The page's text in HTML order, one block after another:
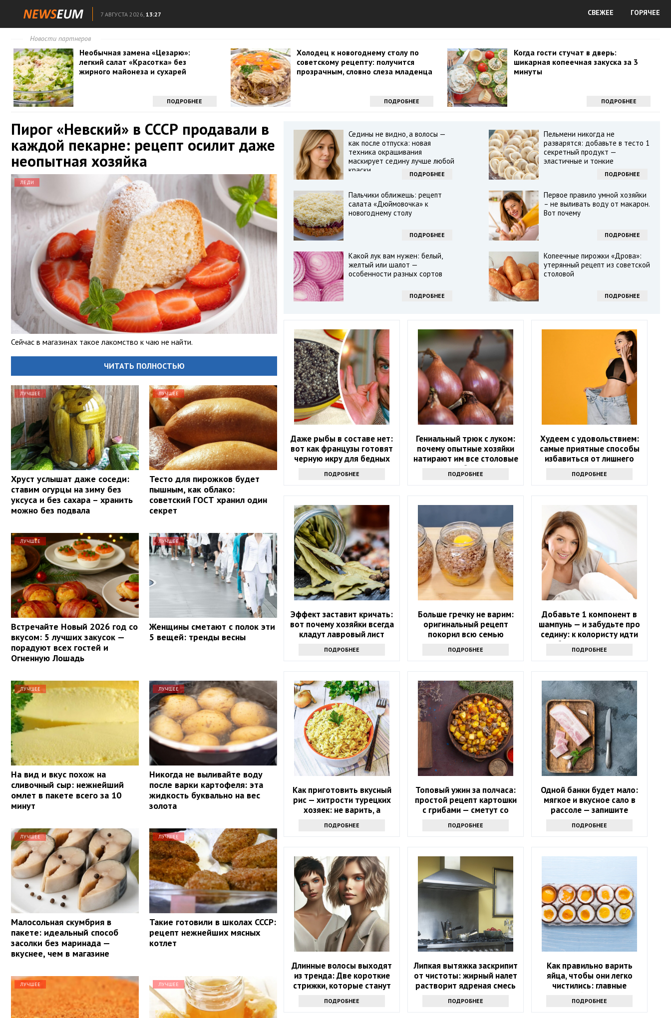
7 АВГУСТА 2026, 13:27 СВЕЖЕЕ ГОРЯЧЕЕ
Новости партнеров
Необычная замена «Цезарю»:
легкий салат «Красотка» без
жирного майонеза и сухарей
ПОДРОБНЕЕ
Холодец к новогоднему столу по
советскому рецепту: получится
прозрачным, словно слеза младенца
ПОДРОБНЕЕ
Когда гости стучат в дверь:
шикарная копеечная закуска за 3
минуты
ПОДРОБНЕЕ
Пирог «Невский» в СССР продавали в
каждой пекарне: рецепт осилит даже
неопытная хозяйка
ЛЕДИ
Сейчас в магазинах такое лакомство к чаю не найти.
ЧИТАТЬ ПОЛНОСТЬЮ
ЛУЧШЕЕ
Хруст услышат даже соседи:
ставим огурцы на зиму без
уксуса и без сахара – хранить
можно без подвала
ЛУЧШЕЕ
Тесто для пирожков будет
пышным, как облако:
советский ГОСТ хранил один
секрет
ЛУЧШЕЕ
Встречайте Новый 2026 год со
вкусом: 5 лучших закусок —
порадуют всех гостей и
Огненную Лошадь
ЛУЧШЕЕ
Женщины сметают с полок эти
5 вещей: тренды весны
ЛУЧШЕЕ
На вид и вкус похож на
сливочный сыр: нежнейший
омлет в пакете всего за 10
минут
ЛУЧШЕЕ
Никогда не выливайте воду
после варки картофеля: эта
жидкость буквально на вес
золота
ЛУЧШЕЕ
Малосольная скумбрия в
пакете: идеальный способ
засолки без маринада —
вкуснее, чем в магазине
ЛУЧШЕЕ
Такие готовили в школах СССР:
рецепт нежнейших мясных
котлет
ЛУЧШЕЕ ЛУЧШЕЕ
Седины не видно, а волосы —
как после отпуска: новая
техника окрашивания
маскирует седину лучше любой
краски
ПОДРОБНЕЕ
Пельмени никогда не
разварятся: добавьте в тесто 1
секретный продукт —
эластичные и тонкие
ПОДРОБНЕЕ
Пальчики оближешь: рецепт
салата «Дюймовочка» к
новогоднему столу
ПОДРОБНЕЕ
Первое правило умной хозяйки
– не выливать воду от макарон.
Вот почему
ПОДРОБНЕЕ
Какой лук вам нужен: белый,
желтый или шалот —
особенности разных сортов
ПОДРОБНЕЕ
Копеечные пирожки «Дрова»:
утерянный рецепт из советской
столовой
ПОДРОБНЕЕ
Даже рыбы в составе нет:
вот как французы готовят
черную икру для бедных
ПОДРОБНЕЕ
Гениальный трюк с луком:
почему опытные хозяйки
натирают им все столовые
приборы
ПОДРОБНЕЕ
Худеем с удовольствием:
самые приятные способы
избавиться от лишнего
ПОДРОБНЕЕ
Эффект заставит кричать:
вот почему хозяйки всегда
кладут лавровый лист
ПОДРОБНЕЕ
Больше гречку не варим:
оригинальный рецепт
покорил всю семью
ПОДРОБНЕЕ
Добавьте 1 компонент в
шампунь — и забудьте про
седину: к колористу идти
больше не нужно
ПОДРОБНЕЕ
Как приготовить вкусный
рис — хитрости турецких
хозяек: не варить, а
ПОДРОБНЕЕ
Топовый ужин за полчаса:
простой рецепт картошки
с грибами — сметут со
ПОДРОБНЕЕ
Одной банки будет мало:
мягкое и вкусное сало в
рассоле — запишите
ПОДРОБНЕЕ
Длинные волосы выходят
из тренда: Две короткие
стрижки, которые станут
года
ПОДРОБНЕЕ
Липкая вытяжка заскрипит
от чистоты: жирный налет
растворит ядреная смесь
ПОДРОБНЕЕ
Как правильно варить
яйца, чтобы они легко
чистились: главные
лайфхаки
ПОДРОБНЕЕ